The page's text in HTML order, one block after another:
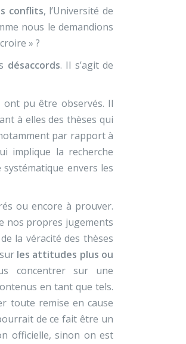
conflits, l’Université de
nous le demandions
» ?
désaccords. Il s’agit de
pu être observés. Il
à elles des thèses qui
par rapport à
implique la recherche
envers les
ou encore à prouver.
nos propres jugements
la véracité des thèses
les attitudes plus ou
concentrer sur une
en tant que tels.
toute remise en cause
de ce fait être un
officielle, sinon on est